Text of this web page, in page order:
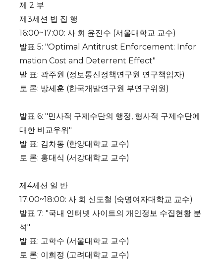
제 2 부
제3세션 법 집 행
16:00~17:00: 사 회 윤진수 (서울대학교 교수)
발표 5: "Optimal Antitrust Enforcement: Infor
mation Cost and Deterrent Effect"
발 표: 곽주원 (정보통신정책연구원 연구책임자)
토 론: 방세훈 (한국개발연구원 부연구위원)
발표 6: "민사적 구제수단의 행정, 형사적 구제수단에
대한 비교우위"
발 표: 김차동 (한양대학교 교수)
토 론: 홍대식 (서강대학교 교수)
제4세션 일 반
17:00~18:00: 사 회 신도철 (숙명여자대학교 교수)
발표 7: "국내 인터넷 사이트의 개인정보 수집현황 분
석"
발 표: 고학수 (서울대학교 교수)
토 론: 이희정 (고려대학교 교수)